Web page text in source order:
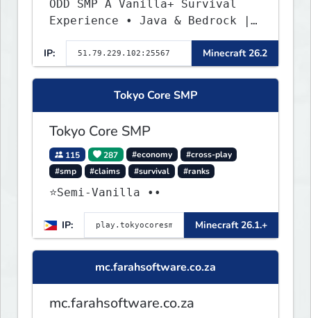
ODD SMP A Vanilla+ Survival
Experience • Java & Bedrock |
Join the Adventure
IP:
Minecraft 26.2
Tokyo Core SMP
Tokyo Core SMP
115 287 #economy
#cross-play
#smp
#claims #survival #ranks
⭐Semi-Vanilla ••
IP: Minecraft 26.1.+
mc.farahsoftware.co.za
mc.farahsoftware.co.za